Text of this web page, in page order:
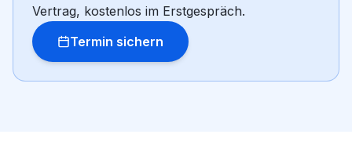
Vertrag, kostenlos im Erstgespräch.
Termin sichern